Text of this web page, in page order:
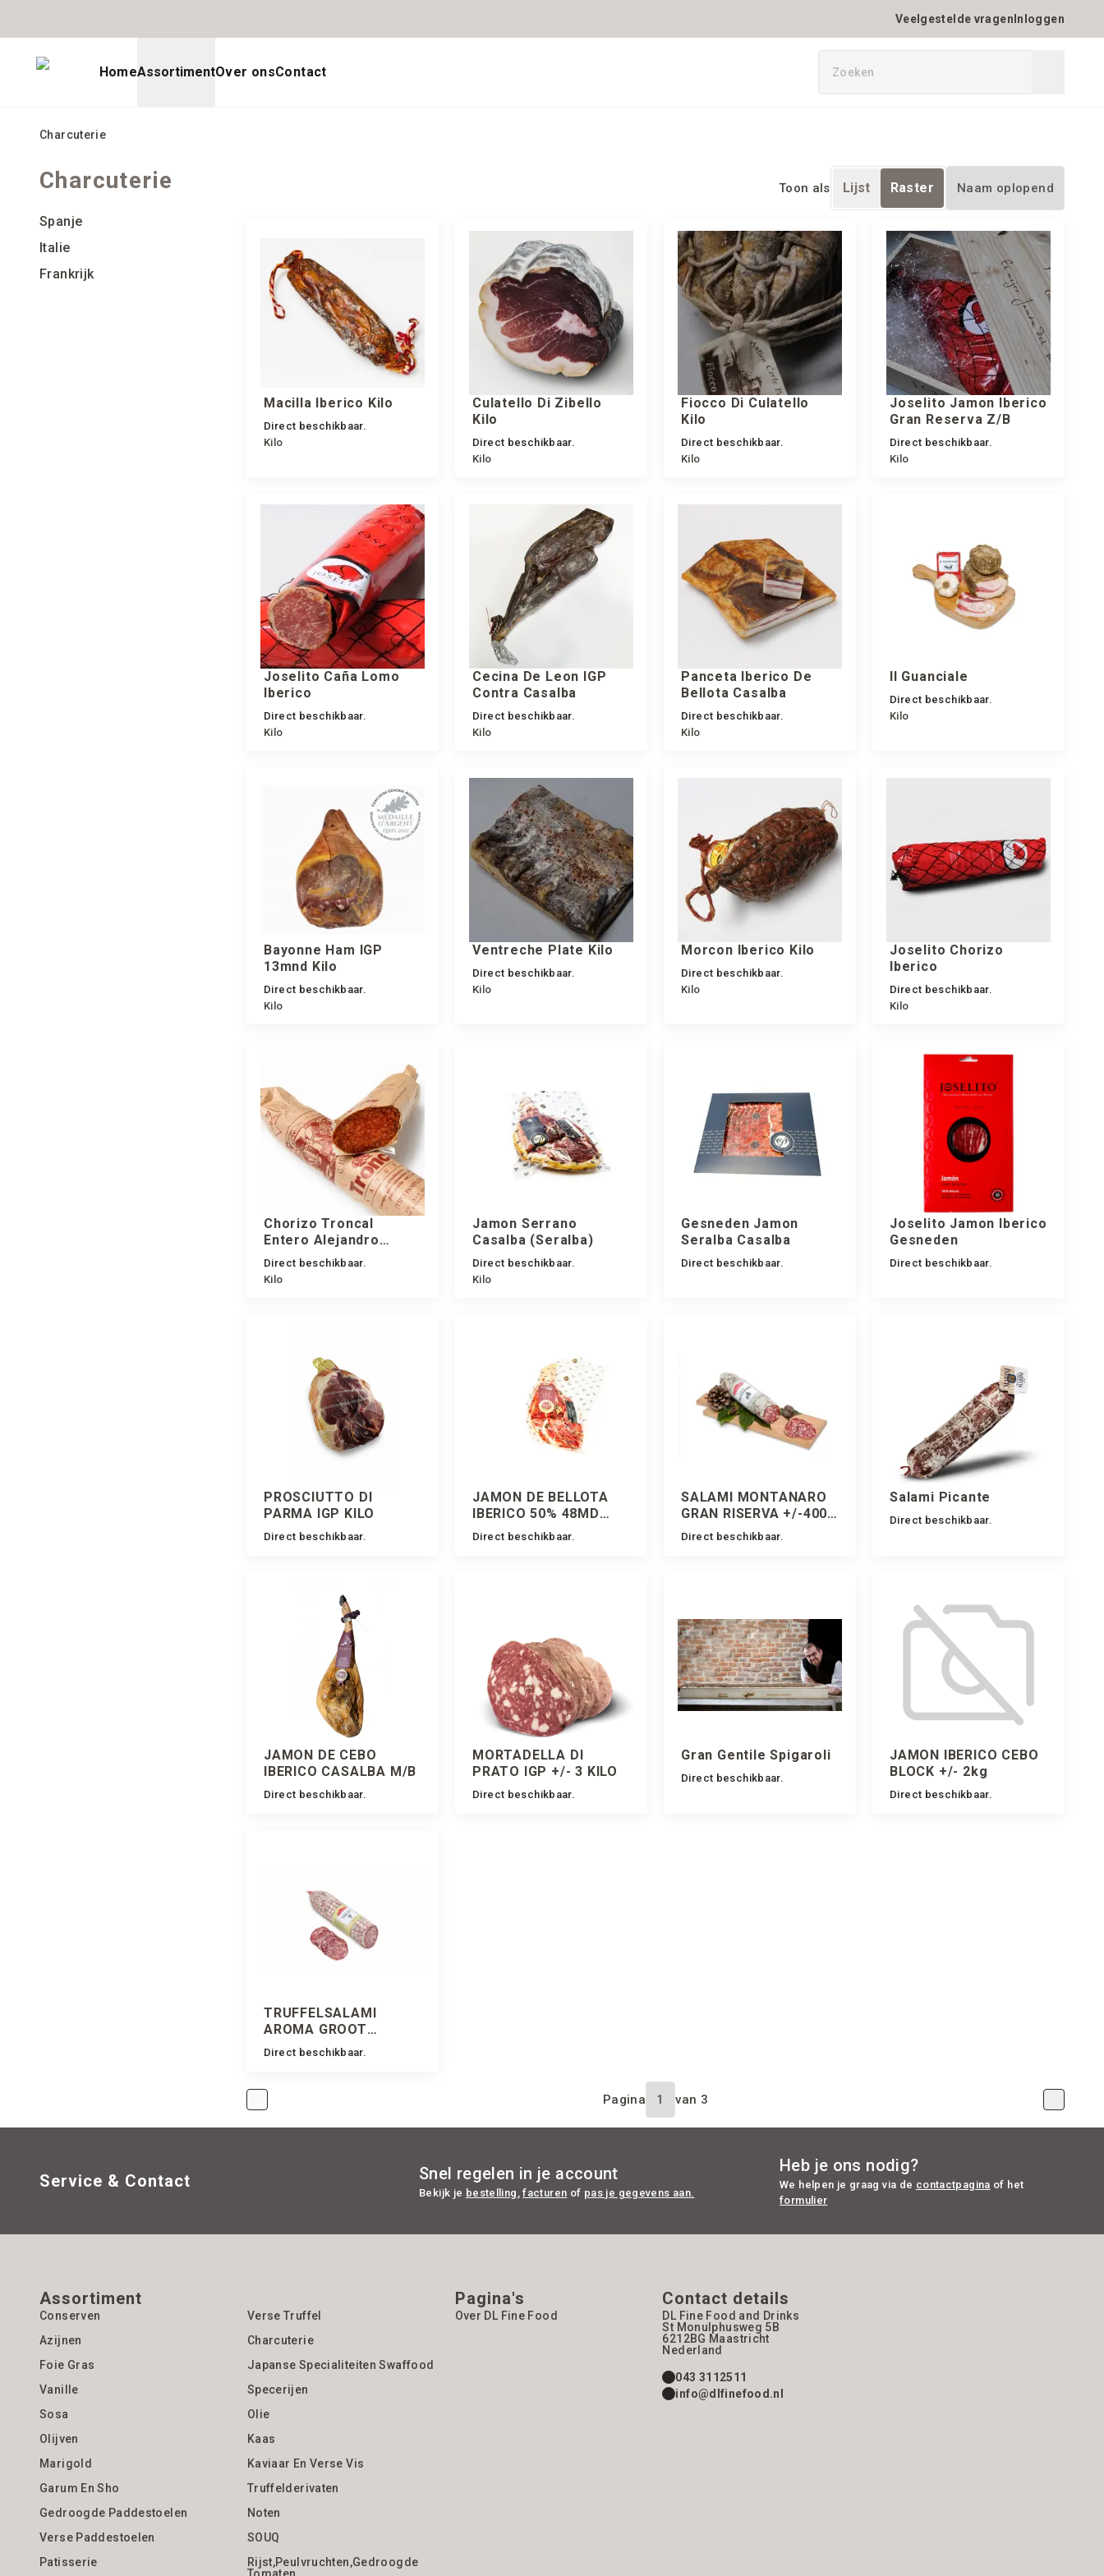
Veelgestelde vragen Inloggen
HomeAssortimentOver onsContact
Charcuterie
Charcuterie
Spanje
Italie
Frankrijk
Toon als Lijst Raster
Macilla Iberico Kilo
Direct beschikbaar.
Kilo
Culatello Di Zibello
Kilo
Direct beschikbaar.
Kilo
Fiocco Di Culatello
Kilo
Direct beschikbaar.
Kilo
Joselito Jamon Iberico
Gran Reserva Z/B
Direct beschikbaar.
Kilo
Joselito Caña Lomo
Iberico
Direct beschikbaar.
Kilo
Cecina De Leon IGP
Contra Casalba
Direct beschikbaar.
Kilo
Panceta Iberico De
Bellota Casalba
Direct beschikbaar.
Kilo
Il Guanciale
Direct beschikbaar.
Kilo
Bayonne Ham IGP
13mnd Kilo
Direct beschikbaar.
Kilo
Ventreche Plate Kilo
Direct beschikbaar.
Kilo
Morcon Iberico Kilo
Direct beschikbaar.
Kilo
Joselito Chorizo
Iberico
Direct beschikbaar.
Kilo
Chorizo Troncal
Entero Alejandro
(type Pamplona)
Direct beschikbaar.
Kilo
Jamon Serrano
Casalba (Seralba)
Direct beschikbaar.
Kilo
Gesneden Jamon
Seralba Casalba
Direct beschikbaar.
Joselito Jamon Iberico
Gesneden
Direct beschikbaar.
PROSCIUTTO DI
PARMA IGP KILO
Direct beschikbaar.
JAMON DE BELLOTA
IBERICO 50% 48MD
CASALBA Z
Direct beschikbaar.
SALAMI MONTANARO
GRAN RISERVA +/-400
GRAM
Direct beschikbaar.
Salami Picante
Direct beschikbaar.
JAMON DE CEBO
IBERICO CASALBA M/B
Direct beschikbaar.
MORTADELLA DI
PRATO IGP +/- 3 KILO
Direct beschikbaar.
Gran Gentile Spigaroli
Direct beschikbaar.
JAMON IBERICO CEBO
BLOCK +/- 2kg
Direct beschikbaar.
TRUFFELSALAMI
AROMA GROOT
MACELLERIA FALORNI
Direct beschikbaar.
Pagina van 3
Service & Contact Snel regelen in je account
Bekijk je bestelling facturen of pas je gegevens aan.
Heb je ons nodig?
We helpen je graag via de contactpagina of het
formulier
Assortiment
Conserven
Verse Truffel
Azijnen
Charcuterie
Foie Gras
Japanse Specialiteiten Swaffood
Vanille
Specerijen
Sosa
Olie
Olijven
Kaas
Marigold
Kaviaar En Verse Vis
Garum En Sho
Truffelderivaten
Gedroogde Paddestoelen
Noten
Verse Paddestoelen
SOUQ
Patisserie
Rijst,Peulvruchten,gedroogde
Pagina's
Over DL Fine Food
Contact details
DL Fine Food and Drinks
St Monulphusweg 5B
6212BG Maastricht
Nederland
043 3112511
info@dlfinefood.nl